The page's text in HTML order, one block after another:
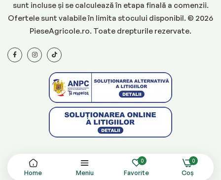
sunt incluse și se calculează în etapa finală a comenzii.
Ofertele sunt valabile în limita stocului disponibil. © 2026
PieseAgricole.ro. Toate drepturile rezervate.
Home Meniu
0
Favorite
0
Coș